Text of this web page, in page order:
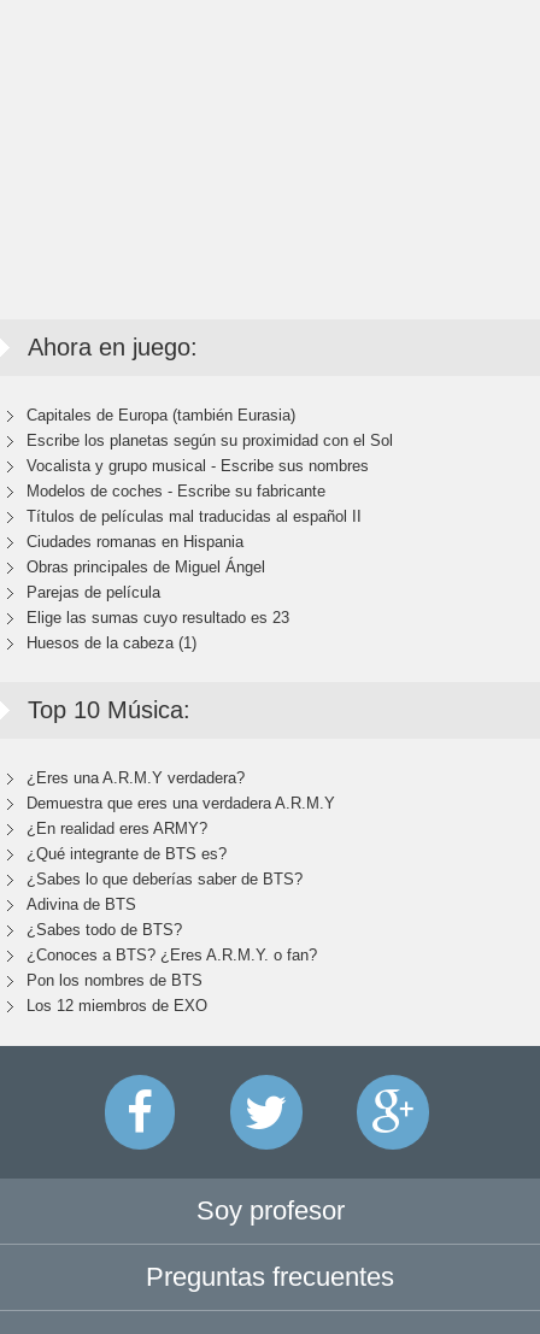
Ahora en juego:
Capitales de Europa (también Eurasia)
Escribe los planetas según su proximidad con el Sol
Vocalista y grupo musical - Escribe sus nombres
Modelos de coches - Escribe su fabricante
Títulos de películas mal traducidas al español II
Ciudades romanas en Hispania
Obras principales de Miguel Ángel
Parejas de película
Elige las sumas cuyo resultado es 23
Huesos de la cabeza (1)
Top 10 Música:
¿Eres una A.R.M.Y verdadera?
Demuestra que eres una verdadera A.R.M.Y
¿En realidad eres ARMY?
¿Qué integrante de BTS es?
¿Sabes lo que deberías saber de BTS?
Adivina de BTS
¿Sabes todo de BTS?
¿Conoces a BTS? ¿Eres A.R.M.Y. o fan?
Pon los nombres de BTS
Los 12 miembros de EXO
Soy profesor
Preguntas frecuentes